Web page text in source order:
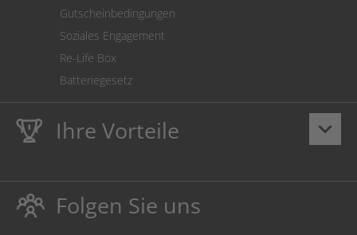
Gutscheinbedingungen
Soziales Engagement
Re-Life Box
Batteriegesetz
keyboard_arrow_down
Ihre Vorteile
LebenslangeHausmarke Garantieauf Toner und Tinte
schützt auch Ihren Drucker.
Umweltfreundlich dadurch Abfallvermeidung.
Folgen Sie uns